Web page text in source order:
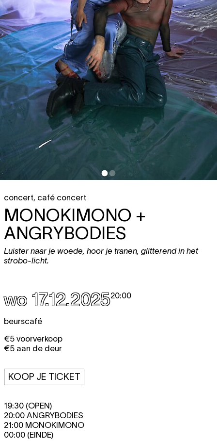
concert, café concert
MONOKIMONO +
ANGRYBODIES
Luister naar je woede, hoor je tranen, glitterend in het
strobo-licht.
wo 17.12.202520:00
beurscafé
€5 voorverkoop
€5 aan de deur
KOOP JE TICKET
19:30 (OPEN)
20:00 ANGRYBODIES
21:00 MONOKIMONO
00:00 (EINDE)